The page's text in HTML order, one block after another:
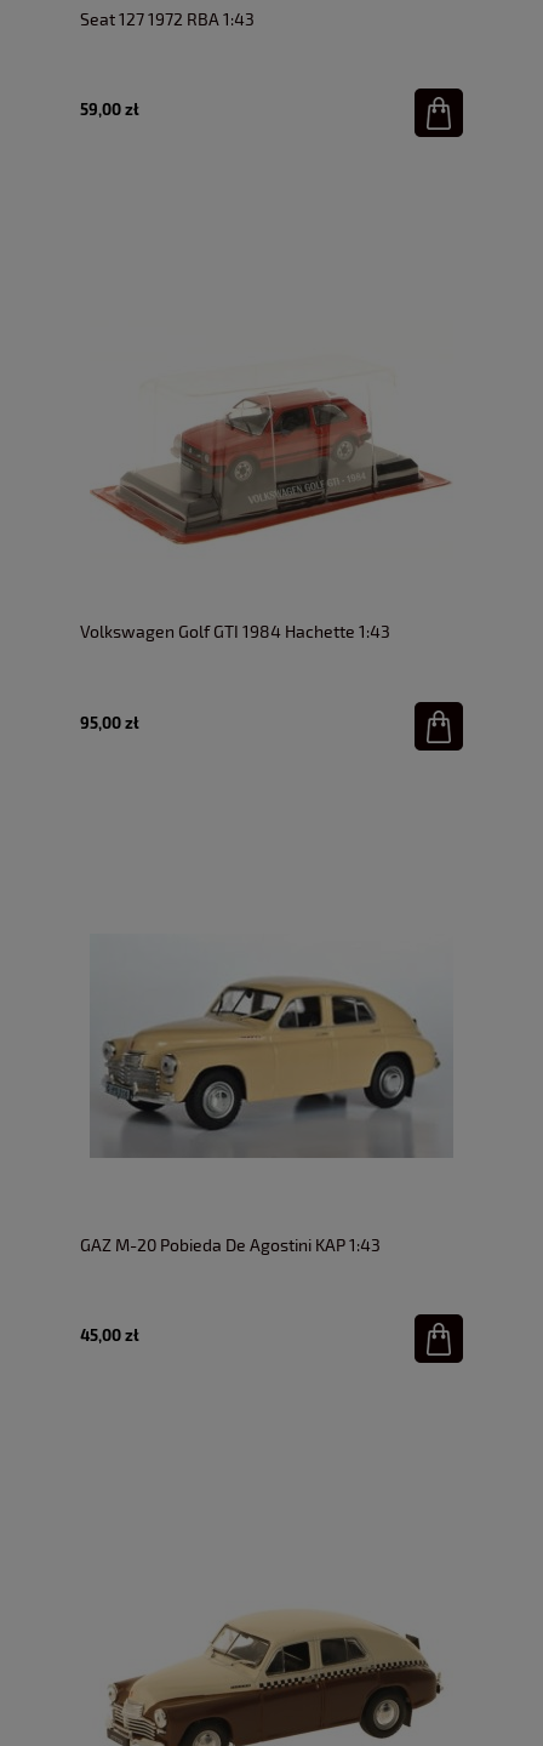
Seat 127 1972 RBA 1:43
59,00 zł
Volkswagen Golf GTI 1984 Hachette 1:43
95,00 zł
GAZ M-20 Pobieda De Agostini KAP 1:43
45,00 zł